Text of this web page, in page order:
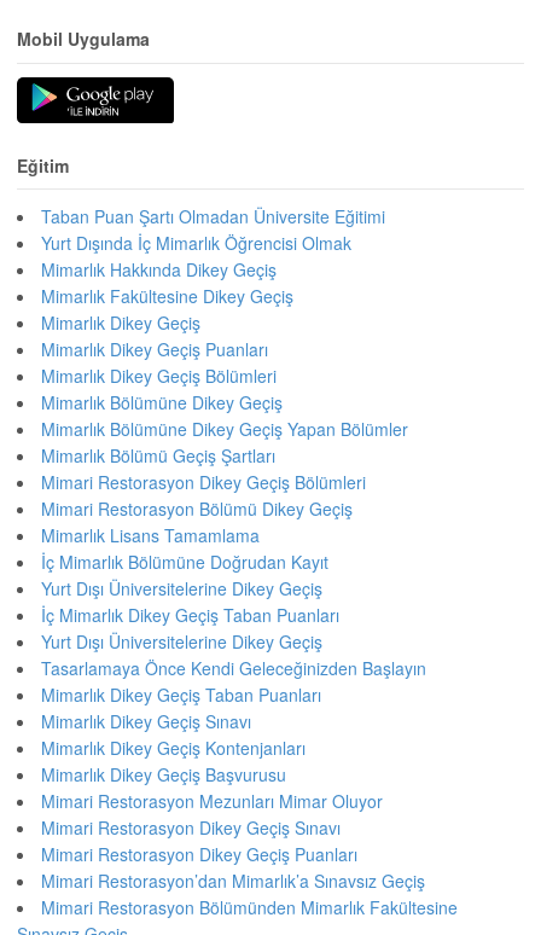
Mobil Uygulama
Eğitim
Taban Puan Şartı Olmadan Üniversite Eğitimi
Yurt Dışında İç Mimarlık Öğrencisi Olmak
Mimarlık Hakkında Dikey Geçiş
Mimarlık Fakültesine Dikey Geçiş
Mimarlık Dikey Geçiş
Mimarlık Dikey Geçiş Puanları
Mimarlık Dikey Geçiş Bölümleri
Mimarlık Bölümüne Dikey Geçiş
Mimarlık Bölümüne Dikey Geçiş Yapan Bölümler
Mimarlık Bölümü Geçiş Şartları
Mimari Restorasyon Dikey Geçiş Bölümleri
Mimari Restorasyon Bölümü Dikey Geçiş
Mimarlık Lisans Tamamlama
İç Mimarlık Bölümüne Doğrudan Kayıt
Yurt Dışı Üniversitelerine Dikey Geçiş
İç Mimarlık Dikey Geçiş Taban Puanları
Yurt Dışı Üniversitelerine Dikey Geçiş
Tasarlamaya Önce Kendi Geleceğinizden Başlayın
Mimarlık Dikey Geçiş Taban Puanları
Mimarlık Dikey Geçiş Sınavı
Mimarlık Dikey Geçiş Kontenjanları
Mimarlık Dikey Geçiş Başvurusu
Mimari Restorasyon Mezunları Mimar Oluyor
Mimari Restorasyon Dikey Geçiş Sınavı
Mimari Restorasyon Dikey Geçiş Puanları
Mimari Restorasyon’dan Mimarlık’a Sınavsız Geçiş
Mimari Restorasyon Bölümünden Mimarlık Fakültesine